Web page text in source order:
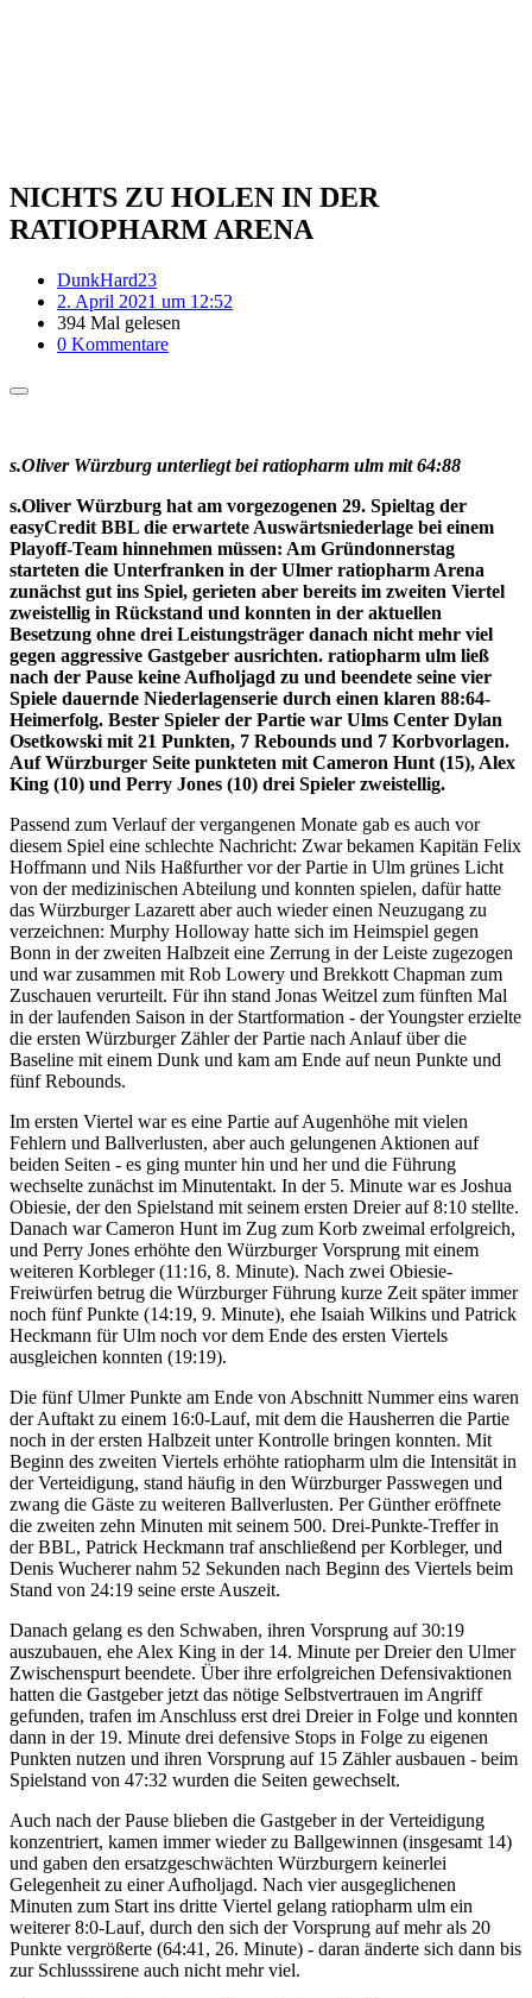
NICHTS ZU HOLEN IN DER
RATIOPHARM ARENA
DunkHard23
2. April 2021 um 12:52
394 Mal gelesen
0 Kommentare
s.Oliver Würzburg unterliegt bei ratiopharm ulm mit 64:88
s.Oliver Würzburg hat am vorgezogenen 29. Spieltag der
easyCredit BBL die erwartete Auswärtsniederlage bei einem
Playoff-Team hinnehmen müssen: Am Gründonnerstag
starteten die Unterfranken in der Ulmer ratiopharm Arena
zunächst gut ins Spiel, gerieten aber bereits im zweiten Viertel
zweistellig in Rückstand und konnten in der aktuellen
Besetzung ohne drei Leistungsträger danach nicht mehr viel
gegen aggressive Gastgeber ausrichten. ratiopharm ulm ließ
nach der Pause keine Aufholjagd zu und beendete seine vier
Spiele dauernde Niederlagenserie durch einen klaren 88:64-
Heimerfolg. Bester Spieler der Partie war Ulms Center Dylan
Osetkowski mit 21 Punkten, 7 Rebounds und 7 Korbvorlagen.
Auf Würzburger Seite punkteten mit Cameron Hunt (15), Alex
King (10) und Perry Jones (10) drei Spieler zweistellig.
Passend zum Verlauf der vergangenen Monate gab es auch vor
diesem Spiel eine schlechte Nachricht: Zwar bekamen Kapitän Felix
Hoffmann und Nils Haßfurther vor der Partie in Ulm grünes Licht
von der medizinischen Abteilung und konnten spielen, dafür hatte
das Würzburger Lazarett aber auch wieder einen Neuzugang zu
verzeichnen: Murphy Holloway hatte sich im Heimspiel gegen
Bonn in der zweiten Halbzeit eine Zerrung in der Leiste zugezogen
und war zusammen mit Rob Lowery und Brekkott Chapman zum
Zuschauen verurteilt. Für ihn stand Jonas Weitzel zum fünften Mal
in der laufenden Saison in der Startformation - der Youngster erzielte
die ersten Würzburger Zähler der Partie nach Anlauf über die
Baseline mit einem Dunk und kam am Ende auf neun Punkte und
fünf Rebounds.
Im ersten Viertel war es eine Partie auf Augenhöhe mit vielen
Fehlern und Ballverlusten, aber auch gelungenen Aktionen auf
beiden Seiten - es ging munter hin und her und die Führung
wechselte zunächst im Minutentakt. In der 5. Minute war es Joshua
Obiesie, der den Spielstand mit seinem ersten Dreier auf 8:10 stellte.
Danach war Cameron Hunt im Zug zum Korb zweimal erfolgreich,
und Perry Jones erhöhte den Würzburger Vorsprung mit einem
weiteren Korbleger (11:16, 8. Minute). Nach zwei Obiesie-
Freiwürfen betrug die Würzburger Führung kurze Zeit später immer
noch fünf Punkte (14:19, 9. Minute), ehe Isaiah Wilkins und Patrick
Heckmann für Ulm noch vor dem Ende des ersten Viertels
ausgleichen konnten (19:19).
Die fünf Ulmer Punkte am Ende von Abschnitt Nummer eins waren
der Auftakt zu einem 16:0-Lauf, mit dem die Hausherren die Partie
noch in der ersten Halbzeit unter Kontrolle bringen konnten. Mit
Beginn des zweiten Viertels erhöhte ratiopharm ulm die Intensität in
der Verteidigung, stand häufig in den Würzburger Passwegen und
zwang die Gäste zu weiteren Ballverlusten. Per Günther eröffnete
die zweiten zehn Minuten mit seinem 500. Drei-Punkte-Treffer in
der BBL, Patrick Heckmann traf anschließend per Korbleger, und
Denis Wucherer nahm 52 Sekunden nach Beginn des Viertels beim
Stand von 24:19 seine erste Auszeit.
Danach gelang es den Schwaben, ihren Vorsprung auf 30:19
auszubauen, ehe Alex King in der 14. Minute per Dreier den Ulmer
Zwischenspurt beendete. Über ihre erfolgreichen Defensivaktionen
hatten die Gastgeber jetzt das nötige Selbstvertrauen im Angriff
gefunden, trafen im Anschluss erst drei Dreier in Folge und konnten
dann in der 19. Minute drei defensive Stops in Folge zu eigenen
Punkten nutzen und ihren Vorsprung auf 15 Zähler ausbauen - beim
Spielstand von 47:32 wurden die Seiten gewechselt.
Auch nach der Pause blieben die Gastgeber in der Verteidigung
konzentriert, kamen immer wieder zu Ballgewinnen (insgesamt 14)
und gaben den ersatzgeschwächten Würzburgern keinerlei
Gelegenheit zu einer Aufholjagd. Nach vier ausgeglichenen
Minuten zum Start ins dritte Viertel gelang ratiopharm ulm ein
weiterer 8:0-Lauf, durch den sich der Vorsprung auf mehr als 20
Punkte vergrößerte (64:41, 26. Minute) - daran änderte sich dann bis
zur Schlusssirene auch nicht mehr viel.